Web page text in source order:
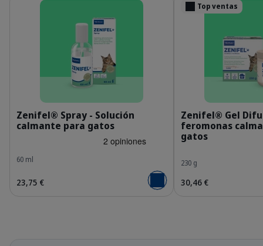
ES_Zenifel-spray_Visual-1_2026.jpg
Zenifel® Spray - Solución
calmante para gatos
60 ml
23,75 € Añadir al carrito
Top ventas
Zenifel® Gel
feromonas
gatos
230 g
30,46 €